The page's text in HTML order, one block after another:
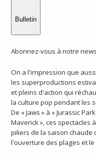
Bulletin
Abonnez-vous à notre
On a l'impression que
les superproductions
et pleins d'action qui
la culture pop pendant les
De « Jaws » à « Jurassic
Maverick », ces spectacles
piliers de la saison chaude
l'ouverture des plages et